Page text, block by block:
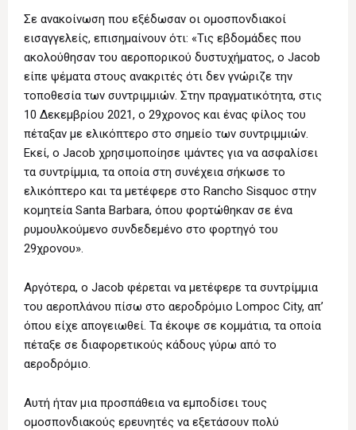
Σε ανακοίνωση που εξέδωσαν οι ομοσπονδιακοί
εισαγγελείς, επισημαίνουν ότι: «Τις εβδομάδες που
ακολούθησαν του αεροπορικού δυστυχήματος, ο Jacob
είπε ψέματα στους ανακριτές ότι δεν γνώριζε την
τοποθεσία των συντριμμιών. Στην πραγματικότητα, στις
10 Δεκεμβρίου 2021, ο 29χρονος και ένας φίλος του
πέταξαν με ελικόπτερο στο σημείο των συντριμμιών.
Εκεί, ο Jacob χρησιμοποίησε ιμάντες για να ασφαλίσει
τα συντρίμμια, τα οποία στη συνέχεια σήκωσε το
ελικόπτερο και τα μετέφερε στο Rancho Sisquoc στην
κομητεία Santa Barbara, όπου φορτώθηκαν σε ένα
ρυμουλκούμενο συνδεδεμένο στο φορτηγό του
29χρονου».
Αργότερα, ο Jacob φέρεται να μετέφερε τα συντρίμμια
του αεροπλάνου πίσω στο αεροδρόμιο Lompoc City, απ’
όπου είχε απογειωθεί. Τα έκοψε σε κομμάτια, τα οποία
πέταξε σε διαφορετικούς κάδους γύρω από το
αεροδρόμιο.
Αυτή ήταν μια προσπάθεια να εμποδίσει τους
ομοσπονδιακούς ερευνητές να εξετάσουν πολύ